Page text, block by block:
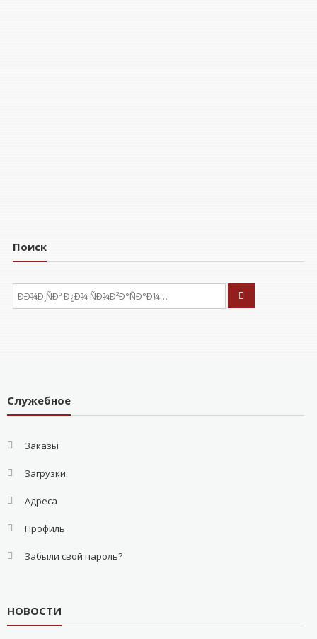
Поиск
ÐÑÐºÐ°ÑÑ:
Служебное
Заказы
Загрузки
Адреса
Профиль
Забыли свой пароль?
НОВОСТИ